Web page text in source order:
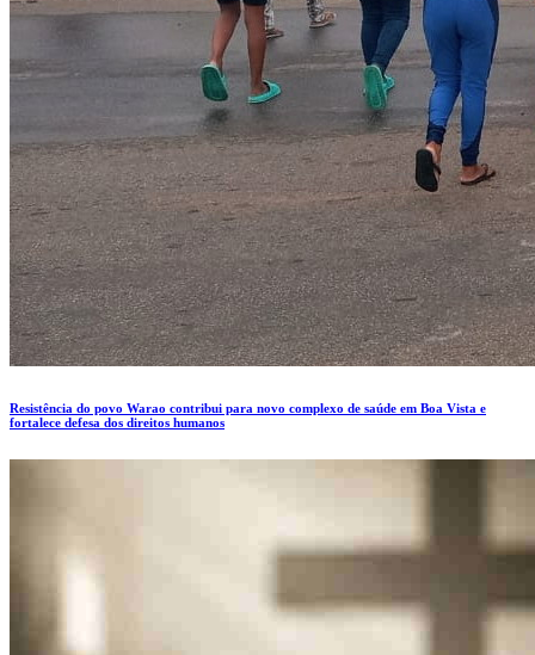
Resistência do povo Warao contribui para novo complexo de saúde em Boa Vista e
fortalece defesa dos direitos humanos